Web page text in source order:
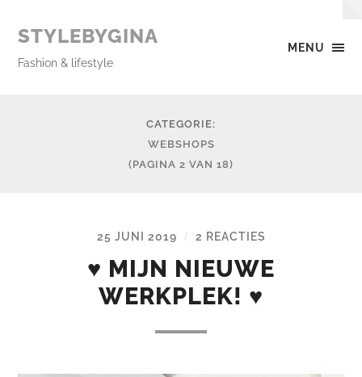
MENU
STYLEBYGINA
Fashion & lifestyle
CATEGORIE:
WEBSHOPS
(PAGINA 2 VAN 18)
25 JUNI 2019 / 2 REACTIES
♥ MIJN NIEUWE
WERKPLEK! ♥